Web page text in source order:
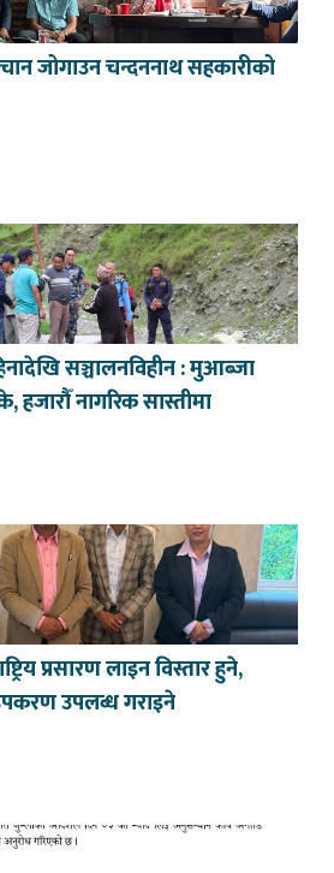
जोगाउन चन्दननाथ सहकारीको
सञ्चालनविहीन : मुआब्जा
हजारौँ नागरिक सास्तीमा
प्रसारण लाइन विस्तार हुने,
उपलब्ध गराइने